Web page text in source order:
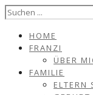
HOME
FRANZI
ÜBER
FAMILIE
ELTERN